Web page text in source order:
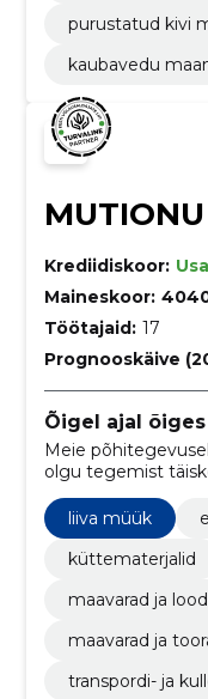
purustatud kivi
kaubavedu
Krediidiskoor:
Maineskoor:
Töötajaid: 17
Prognooskäive
Õigel ajal
Meie
olgu tegemist
Teame, et iga
tähelepanu.
alati õigel ajal ja
liiva müük
küttematerjalid
maavarad ja
maavarad ja
transpordi- ja